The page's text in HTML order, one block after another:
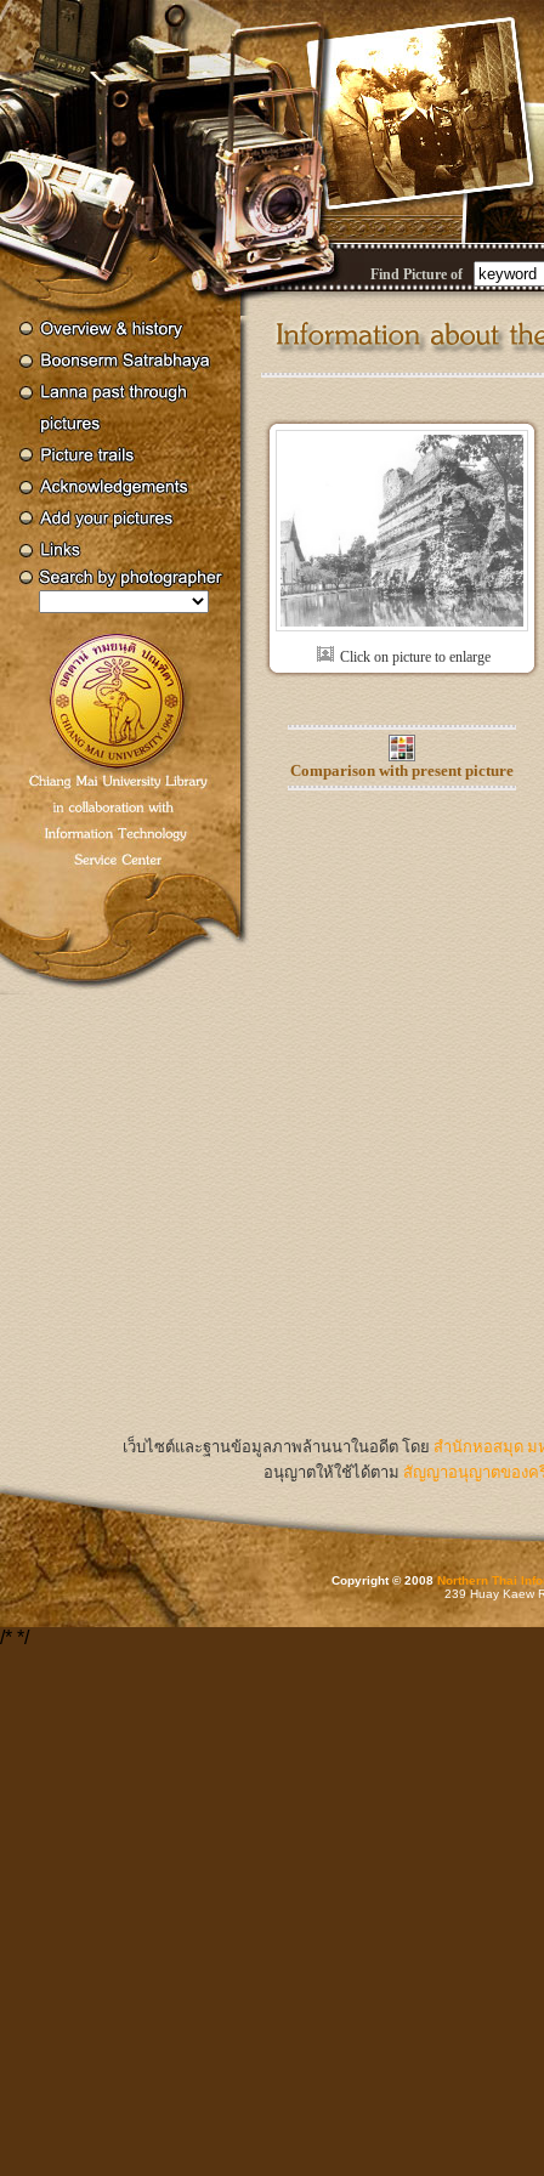
Find Picture of
Click on picture to enlarge
Comparison with present picture
เว็บไซต์และฐานข้อมูลภาพล้านนาในอดีต โดย สำนักหอสมุด ม
อนุญาตให้ใช้ได้ตาม สัญญาอนุญาตของค
Copyright © 2008Northern Thai
239 Huay Kaew
/* */